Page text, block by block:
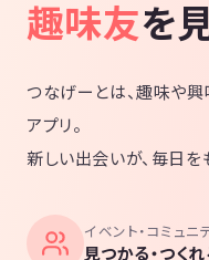
趣味友を
つなげーとは、趣味や興
アプリ。
新しい出会いが、毎日を
イベント・コミュニ
見つかる・つくれ